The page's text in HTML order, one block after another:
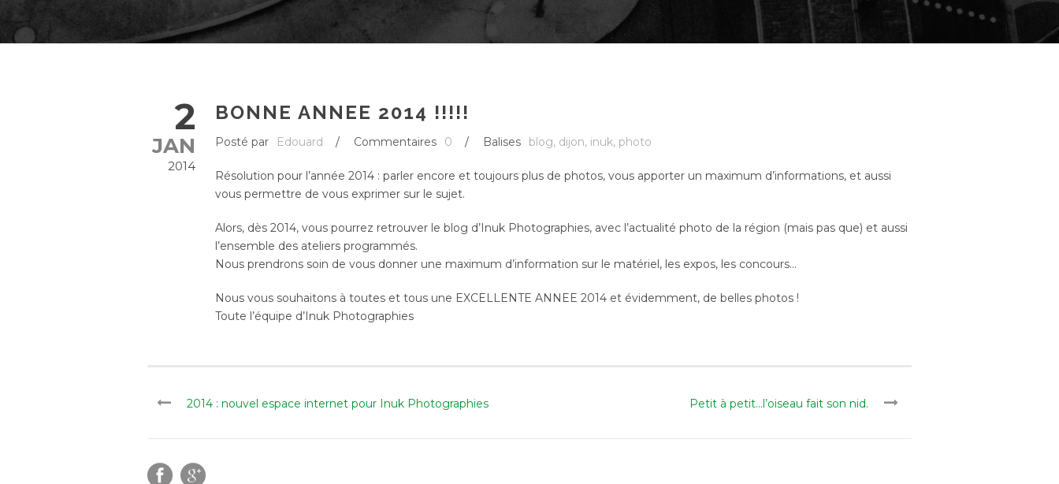
2
JAN
2014
BONNE ANNEE 2014 !!!!!
Posté par Edouard / Commentaires 0 / Balises blog, dijon, inuk, photo
Résolution pour l’année 2014 : parler encore et toujours plus de photos, vous apporter un maximum d’informations, et aussi
vous permettre de vous exprimer sur le sujet.
Alors, dès 2014, vous pourrez retrouver le blog d’Inuk Photographies, avec l’actualité photo de la région (mais pas que) et aussi
l’ensemble des ateliers programmés.
Nous prendrons soin de vous donner une maximum d’information sur le matériel, les expos, les concours…
Nous vous souhaitons à toutes et tous une EXCELLENTE ANNEE 2014 et évidemment, de belles photos !
Toute l’équipe d’Inuk Photographies
2014 : nouvel espace internet pour Inuk Photographies Petit à petit…l’oiseau fait son nid.